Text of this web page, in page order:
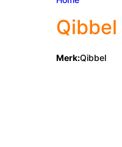
Qibbel
Merk:Qibbel